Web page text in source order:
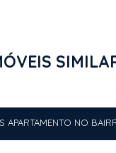
APARTAMENTO NO